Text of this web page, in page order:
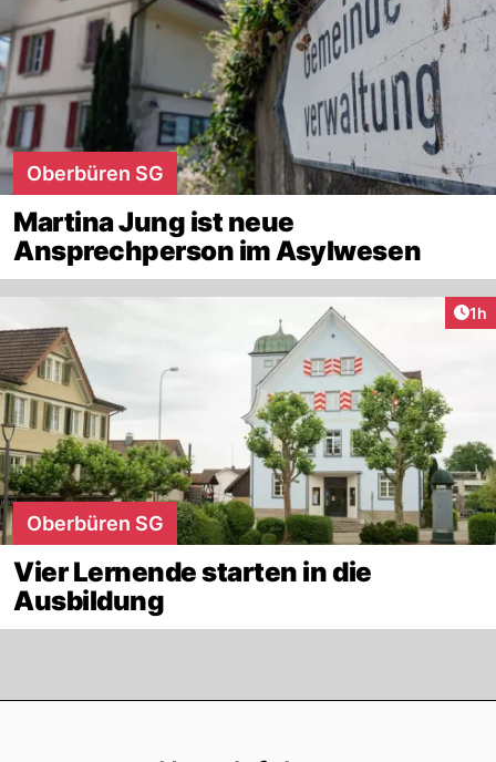
Oberbüren SG
Martina Jung ist neue
Ansprechperson im Asylwesen
1h
Oberbüren SG
Vier Lernende starten in die
Ausbildung